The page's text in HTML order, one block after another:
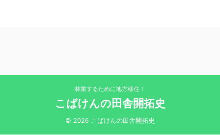
林業するために地方移住！
こばけんの田舎開拓史
© 2026 こばけんの田舎開拓史